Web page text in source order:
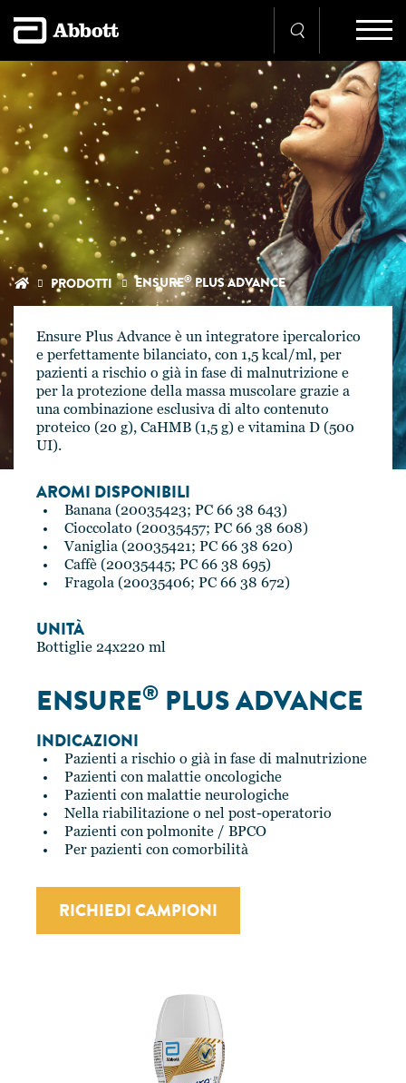
PRODOTTI ENSURE®PLUS ADVANCE
ENSURE® PLUS ADVANCE
Ensure Plus Advance è un integratore ipercalorico
e perfettamente bilanciato, con 1,5 kcal/ml, per
pazienti a rischio o già in fase di malnutrizione e
per la protezione della massa muscolare grazie a
una combinazione esclusiva di alto contenuto
proteico (20 g), CaHMB (1,5 g) e vitamina D (500
UI).
INDICAZIONI
Pazienti a rischio o già in fase di malnutrizione
Pazienti con malattie oncologiche
Pazienti con malattie neurologiche
Nella riabilitazione o nel post-operatorio
Pazienti con polmonite / BPCO
Per pazienti con comorbilità
RICHIEDI CAMPIONI
AROMI DISPONIBILI
Banana (20035423; PC 66 38 643)
Cioccolato (20035457; PC 66 38 608)
Vaniglia (20035421; PC 66 38 620)
Caffè (20035445; PC 66 38 695)
Fragola (20035406; PC 66 38 672)
UNITÀ
Bottiglie 24x220 ml